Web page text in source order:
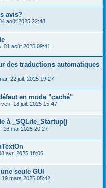
avis?
août 2025 22:48
01 août 2025 09:41
des traductions automatiques
22 juil. 2025 19:27
en mode "caché"
ven. 18 juil. 2025 15:47
à _SQLite_Startup()
16 mai 2025 20:27
avr. 2025 18:06
seule GUI
19 mars 2025 05:42